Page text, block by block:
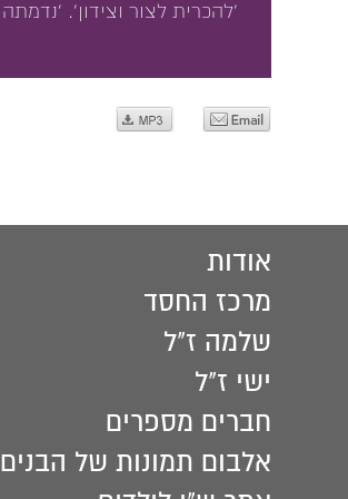
'להכרית לצור וצידון'.
אודות
מרכז החסד
שלמה ז"ל
ישי ז"ל
חברים מספרים
אלבום תמונות של הבנים